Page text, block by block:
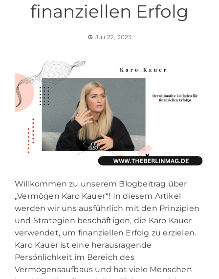
finanziellen Erfolg
Juli 22, 2023
Willkommen zu unserem Blogbeitrag über
„Vermögen Karo Kauer“! In diesem Artikel
werden wir uns ausführlich mit den Prinzipien
und Strategien beschäftigen, die Karo Kauer
verwendet, um finanziellen Erfolg zu erzielen.
Karo Kauer ist eine herausragende
Persönlichkeit im Bereich des
Vermögensaufbaus und hat viele Menschen